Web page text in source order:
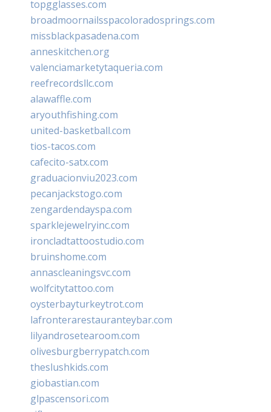
topgglasses.com
broadmoornailsspacoloradosprings.com
missblackpasadena.com
anneskitchen.org
valenciamarketytaqueria.com
reefrecordsllc.com
alawaffle.com
aryouthfishing.com
united-basketball.com
tios-tacos.com
cafecito-satx.com
graduacionviu2023.com
pecanjackstogo.com
zengardendayspa.com
sparklejewelryinc.com
ironcladtattoostudio.com
bruinshome.com
annascleaningsvc.com
wolfcitytattoo.com
oysterbayturkeytrot.com
lafronterarestauranteybar.com
lilyandrosetearoom.com
olivesburgberrypatch.com
theslushkids.com
giobastian.com
glpascensori.com